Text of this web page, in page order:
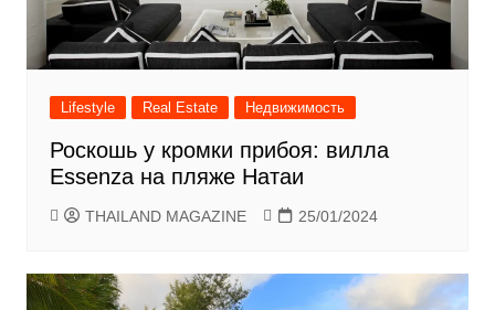
Lifestyle Real Estate Недвижимость
Роскошь у кромки прибоя: вилла
Essenza на пляже Натаи
THAILAND MAGAZINE 25/01/2024